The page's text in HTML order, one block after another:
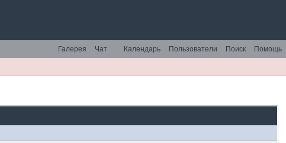
Помощь
Поиск
Пользователи
Календарь
Чат
Галерея